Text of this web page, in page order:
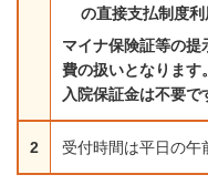
の直接支払制度利
マイナ保険証等の提
費の扱いとなります。
入院保証金は不要で
2 受付時間は平日の午